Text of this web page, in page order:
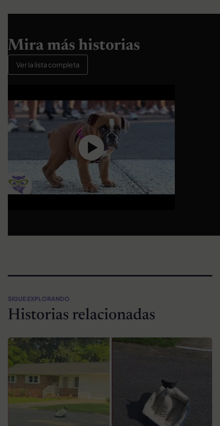
Mira más historias
Ver la lista completa
SIGUE EXPLORANDO
Historias relacionadas